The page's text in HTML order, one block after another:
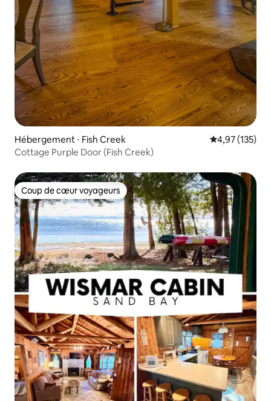
Hébergement ⋅ Fish Creek Évaluation
4,97 (135)
Cottage Purple Door (Fish Creek)
Coup de cœur voyageurs
Coup de cœur voyageurs